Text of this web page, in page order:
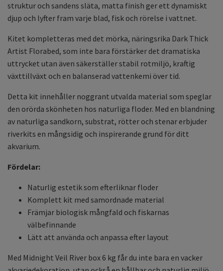
struktur och sandens släta, matta finish ger ett dynamiskt
djup och lyfter fram varje blad, fisk och rörelse i vattnet.
Kitet kompletteras med det mörka, näringsrika Dark Thick
Artist Florabed, som inte bara förstärker det dramatiska
uttrycket utan även säkerställer stabil rotmiljö, kraftig
växttillväxt och en balanserad vattenkemi över tid.
Detta kit innehåller noggrant utvalda material som speglar
den orörda skönheten hos naturliga floder. Med en blandning
av naturliga sandkorn, substrat, rötter och stenar erbjuder
riverkits en mångsidig och inspirerande grund för ditt
akvarium.
Fördelar:
Naturlig estetik som efterliknar floder
Komplett kit med samordnade material
Främjar biologisk mångfald och fiskarnas
välbefinnande
Lätt att använda och anpassa efter layout
Med Midnight Veil River box 6 kg får du inte bara en vacker